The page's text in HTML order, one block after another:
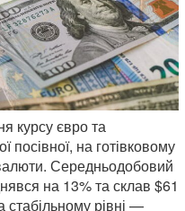
курсу євро та
посівної, на готівковому
Середньодобовий
на 13% та склав $61
стабільному рівні —